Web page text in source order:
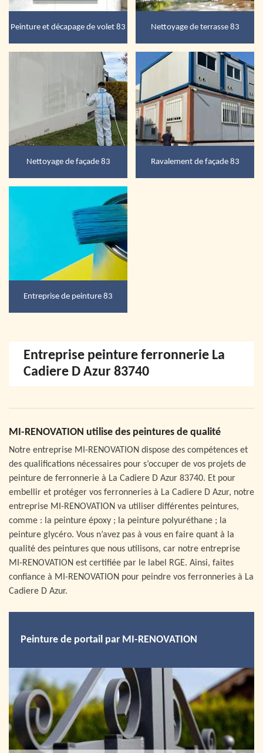
Peinture et décapage de volet 83 Nettoyage de terrasse 83
Nettoyage de façade 83 Ravalement de façade 83
Entreprise de peinture 83
Entreprise peinture ferronnerie La
Cadiere D Azur 83740
MI-RENOVATION utilise des peintures de qualité
Notre entreprise MI-RENOVATION dispose des compétences et
des qualifications nécessaires pour s’occuper de vos projets de
peinture de ferronnerie à La Cadiere D Azur 83740. Et pour
embellir et protéger vos ferronneries à La Cadiere D Azur, notre
entreprise MI-RENOVATION va utiliser différentes peintures,
comme : la peinture époxy ; la peinture polyuréthane ; la
peinture glycéro. Vous n’avez pas à vous en faire quant à la
qualité des peintures que nous utilisons, car notre entreprise
MI-RENOVATION est certifiée par le label RGE. Ainsi, faites
confiance à MI-RENOVATION pour peindre vos ferronneries à La
Cadiere D Azur.
Peinture de portail par MI-RENOVATION